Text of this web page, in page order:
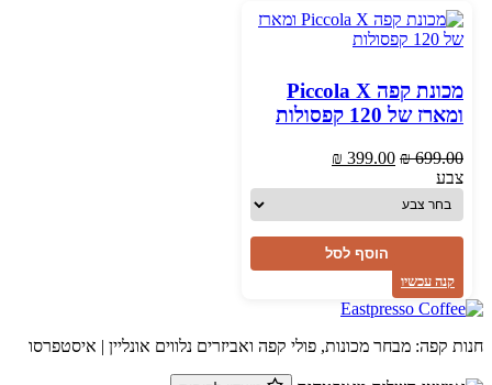
מכונת קפה Piccola X
ומארז של 120 קפסולות
₪699.00
המחיר ₪399.00 המחיר
צבע
הוסף לסל
קנה עכשיו
קפה: מבחר מכונות, פולי קפה ואביזרים נלווים אונליין | איסטפרסו